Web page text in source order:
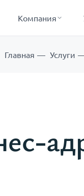
Компания
Главная Услуги